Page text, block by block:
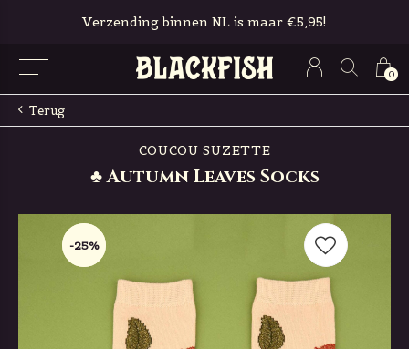
0
Verzending binnen NL is maar €5,95!
Terug
COUCOU SUZETTE
♣ Autumn Leaves Socks
-25%
-25%